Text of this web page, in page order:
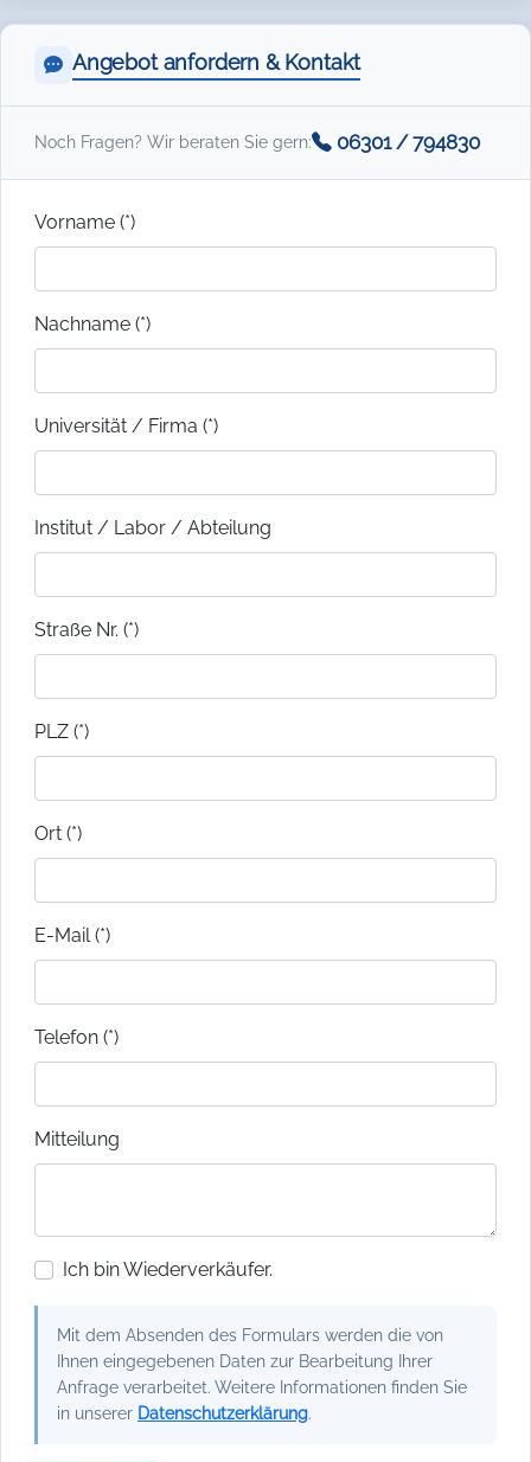
Angebot anfordern & Kontakt
Noch Fragen? Wir beraten Sie gern: 06301 / 794830
Vorname (*)
Nachname (*)
Universität / Firma (*)
Institut / Labor / Abteilung
Straße Nr. (*)
PLZ (*)
Ort (*)
E-Mail (*)
Telefon (*)
Mitteilung
Ich bin Wiederverkäufer.
Mit dem Absenden des Formulars werden die von
Ihnen eingegebenen Daten zur Bearbeitung Ihrer
Anfrage verarbeitet. Weitere Informationen finden Sie
in unserer Datenschutzerklärung.